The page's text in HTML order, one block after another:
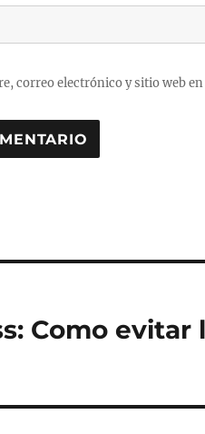
correo electrónico y sitio web
Como